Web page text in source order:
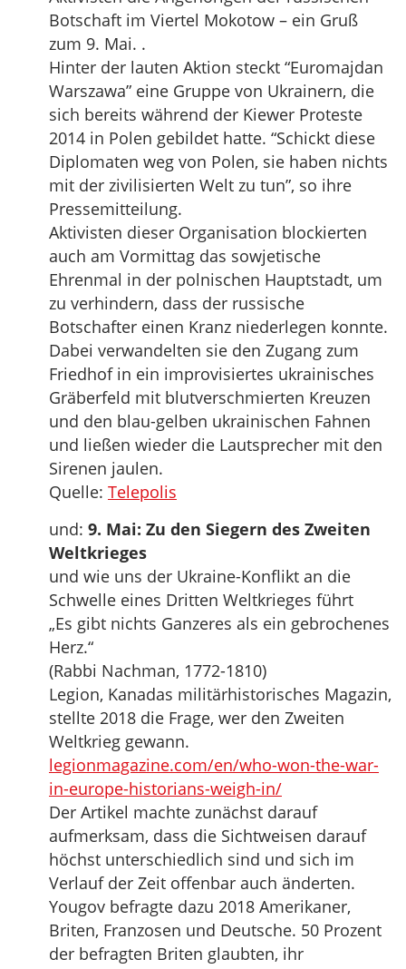
Botschaft im Viertel Mokotow – ein Gruß
zum 9. Mai. .
Hinter der lauten Aktion steckt “Euromajdan
Warszawa” eine Gruppe von Ukrainern, die
sich bereits während der Kiewer Proteste
2014 in Polen gebildet hatte. “Schickt diese
Diplomaten weg von Polen, sie haben nichts
mit der zivilisierten Welt zu tun”, so ihre
Pressemitteilung.
Aktivisten dieser Organisation blockierten
auch am Vormittag das sowjetische
Ehrenmal in der polnischen Hauptstadt, um
zu verhindern, dass der russische
Botschafter einen Kranz niederlegen konnte.
Dabei verwandelten sie den Zugang zum
Friedhof in ein improvisiertes ukrainisches
Gräberfeld mit blutverschmierten Kreuzen
und den blau-gelben ukrainischen Fahnen
und ließen wieder die Lautsprecher mit den
Sirenen jaulen.
Quelle: Telepolis
und: 9. Mai: Zu den Siegern des Zweiten
Weltkrieges
und wie uns der Ukraine-Konflikt an die
Schwelle eines Dritten Weltkrieges führt
„Es gibt nichts Ganzeres als ein gebrochenes
Herz.“
(Rabbi Nachman, 1772-1810)
Legion, Kanadas militärhistorisches Magazin,
stellte 2018 die Frage, wer den Zweiten
Weltkrieg gewann.
legionmagazine.com/en/who-won-the-war-
in-europe-historians-weigh-in/
Der Artikel machte zunächst darauf
aufmerksam, dass die Sichtweisen darauf
höchst unterschiedlich sind und sich im
Verlauf der Zeit offenbar auch änderten.
Yougov befragte dazu 2018 Amerikaner,
Briten, Franzosen und Deutsche. 50 Prozent
der befragten Briten glaubten, ihr